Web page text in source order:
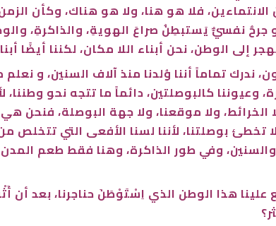
فلا هو هنا، ولا هو هناك، وكأن
جرحٌ نفسيٌّ يَستبطِنُ صراعَ الهويةِ، والذاكرةِ،
إلى الوطن، نحن أبناء اللا مكان، لكننا أيضًا
ندرك تماماً أننا وُلدنا منذ آلاف السنين، و
كالبوصلتين، دائماً ما تتجه نحو وطننا،
الخرائط، ولا موقعنا، ولا جهة البوصلة،
و لا تخطئ بوصلتنا، لأننا لسنا الأفعى التي
والسنين، وفي طور الذاكرة، وهنا فقط طعم
هذا الوطن الذي اِسْتَوْطَنَ حناجرنا، بعد